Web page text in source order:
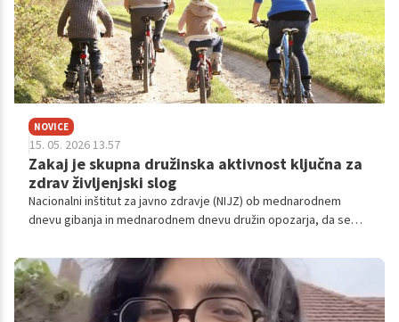
NOVICE
15. 05. 2026 13.57
Zakaj je skupna družinska aktivnost ključna za
zdrav življenjski slog
Nacionalni inštitut za javno zdravje (NIJZ) ob mednarodnem
dnevu gibanja in mednarodnem dnevu družin opozarja, da se
Družina predstavlja eno ključnih okolij za oblikovanje gibalnih
navad. Ob tem dodajajo, da gibanje ob slabih vremenskih
razmerah ni omejeno, so zapisali na spletni strani.